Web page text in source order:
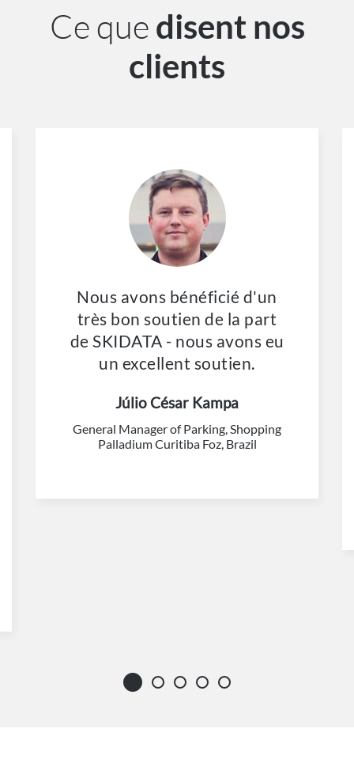
Ce que disent nos
clients
Nous avons bénéficié d'un
très bon soutien de la part
de SKIDATA - nous avons eu
un excellent soutien.
Júlio César Kampa
General Manager of Parking, Shopping
Palladium Curitiba Foz, Brazil